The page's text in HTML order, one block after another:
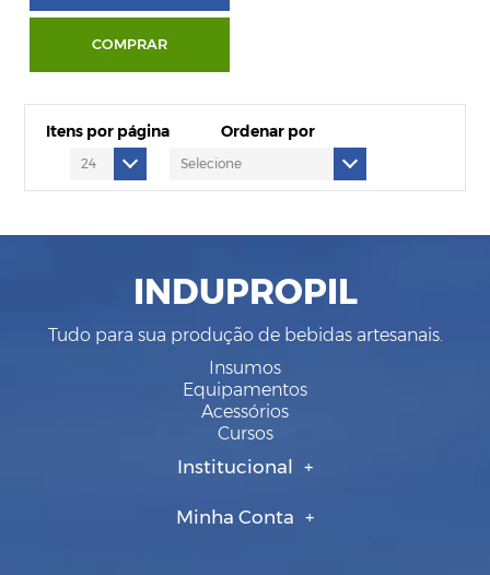
COMPRAR
Itens por página Ordenar por
INDUPROPIL
Tudo para sua produção de bebidas artesanais.
Insumos
Equipamentos
Acessórios
Cursos
Institucional
Minha Conta